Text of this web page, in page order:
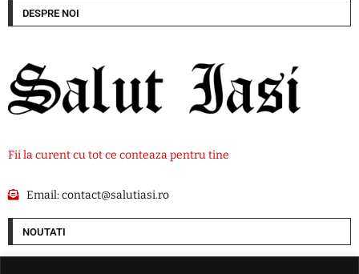
DESPRE NOI
Fii la curent cu tot ce conteaza pentru tine
Email:contact@salutiasi.ro
NOUTATI